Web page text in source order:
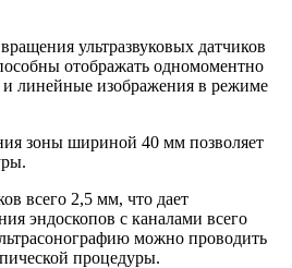
ультразвуковых датчиков
отображать одномоментно
линейные изображения в режиме
зоны шириной 40 мм позволяет
всего 2,5 мм, что дает
эндоскопов с каналами всего
можно проводить
процедуры.